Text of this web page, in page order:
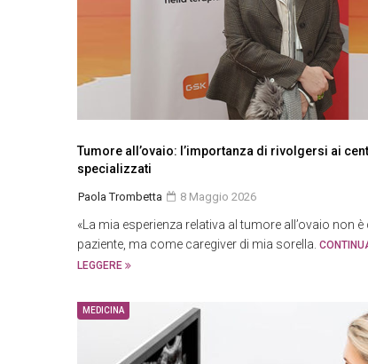
Tumore all’ovaio: l’importanza di rivolgersi ai
specializzati
Paola Trombetta 8 Maggio 2026
«La mia esperienza relativa al tumore all’ovaio non
paziente, ma come caregiver di mia sorella.
LEGGERE
MEDICINA